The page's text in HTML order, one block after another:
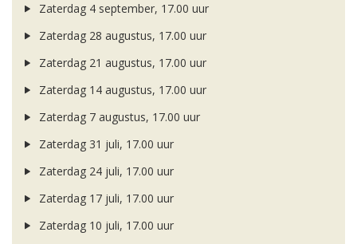
Zaterdag 4 september, 17.00 uur
Zaterdag 28 augustus, 17.00 uur
Zaterdag 21 augustus, 17.00 uur
Zaterdag 14 augustus, 17.00 uur
Zaterdag 7 augustus, 17.00 uur
Zaterdag 31 juli, 17.00 uur
Zaterdag 24 juli, 17.00 uur
Zaterdag 17 juli, 17.00 uur
Zaterdag 10 juli, 17.00 uur